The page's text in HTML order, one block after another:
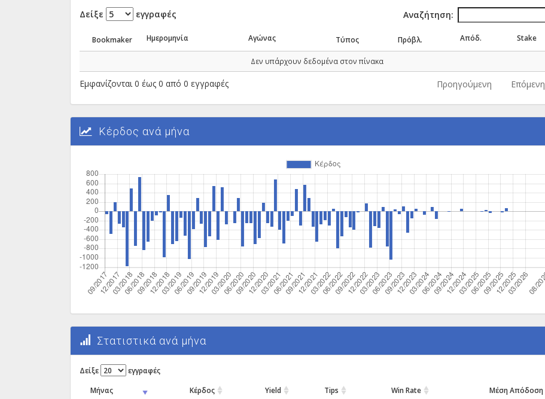
Δείξε εγγραφές Αναζήτηση:
Bookmaker Ημερομηνία Αγώνας Τύπος Πρόβλ. Απόδ. Stake
Δεν υπάρχουν δεδομένα στον πίνακα
Εμφανίζονται 0 έως 0 από 0 εγγραφές Προηγούμενη Επόμενη
Κέρδος ανά μήνα
Στατιστικά ανά μήνα
Δείξε εγγραφές
Μήνας Κέρδος Yield Tips Win Rate Μέση Απόδοση